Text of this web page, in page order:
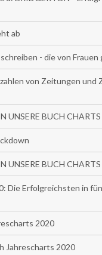
ab
- die von
von Zeitungen und
UNSERE BUCH CHARTS
UNSERE BUCH CHARTS
Die Erfolgreichsten in
2020
Jahrescharts 2020